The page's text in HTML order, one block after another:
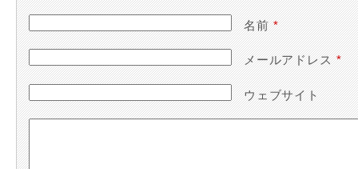
名前*
メールアドレス*
ウェブサイト